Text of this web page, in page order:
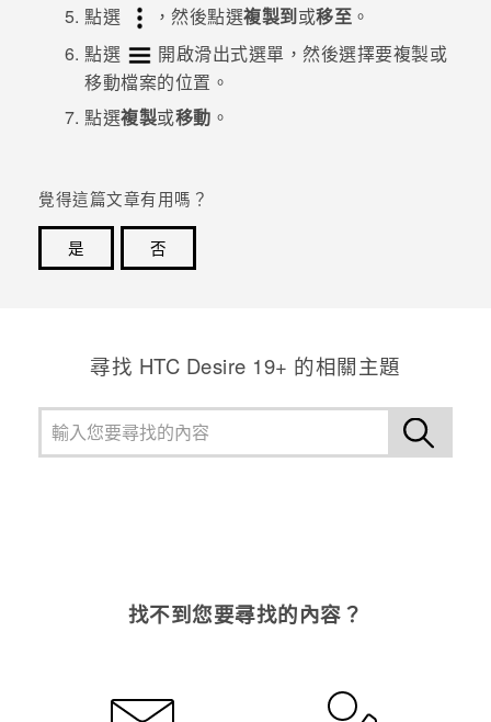
點選
，然後點選複製到或移至 。
點選
開啟滑出式選單，然後選擇要複製或
移動檔案的位置。
點選複製或移動 。
覺得這篇文章有用嗎？
是
否
尋找 ‎HTC Desire 19+‎ 的相關主題
找不到您要尋找的內容？